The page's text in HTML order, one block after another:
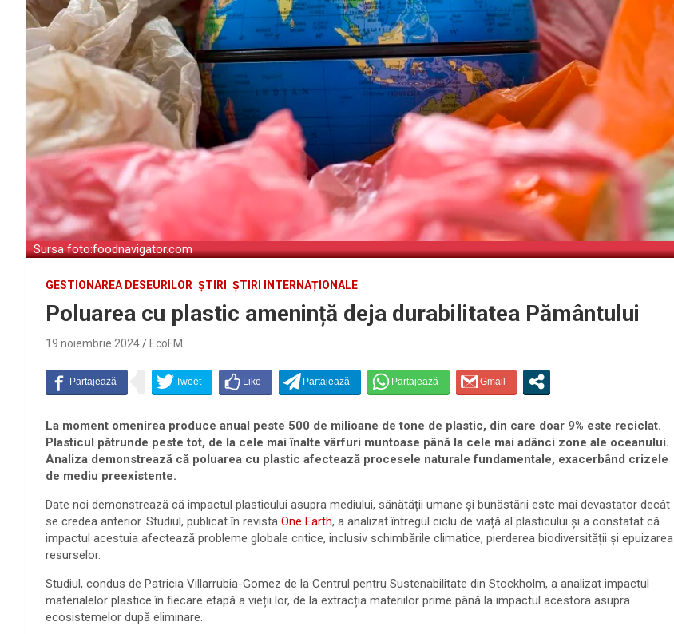
Sursa foto:foodnavigator.com
GESTIONAREA DESEURILOR ȘTIRI ȘTIRI INTERNAȚIONALE
Poluarea cu plastic amenință deja durabilitatea Pământului
19 noiembrie 2024 EcoFM
La moment omenirea produce anual peste 500 de milioane de tone de plastic, din care doar 9% este reciclat.
Plasticul pătrunde peste tot, de la cele mai înalte vârfuri muntoase până la cele mai adânci zone ale oceanului.
Analiza demonstrează că poluarea cu plastic afectează procesele naturale fundamentale, exacerbând crizele
de mediu preexistente.
Date noi demonstrează că impactul plasticului asupra mediului, sănătății umane și bunăstării este mai devastator decât
se credea anterior. Studiul, publicat în revista One Earth, a analizat întregul ciclu de viață al plasticului și a constatat că
impactul acestuia afectează probleme globale critice, inclusiv schimbările climatice, pierderea biodiversității și epuizarea
resurselor.
Studiul, condus de Patricia Villarrubia-Gomez de la Centrul pentru Sustenabilitate din Stockholm, a analizat impactul
materialelor plastice în fiecare etapă a vieții lor, de la extracția materiilor prime până la impactul acestora asupra
ecosistemelor după eliminare.